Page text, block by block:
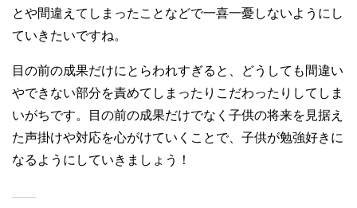
とや間違えてしまったことなどで一喜一憂しないようにし
ていきたいですね。
目の前の成果だけにとらわれすぎると、どうしても間違い
やできない部分を責めてしまったりこだわったりしてしま
いがちです。目の前の成果だけでなく子供の将来を見据え
た声掛けや対応を心がけていくことで、子供が勉強好きに
なるようにしていきましょう！